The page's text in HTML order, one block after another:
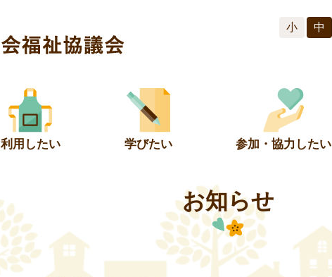
小 中
利用したい 学びたい 参加・協力したい
お知らせ